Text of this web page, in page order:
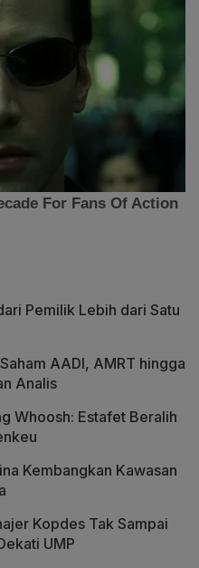
Pemilik Lebih dari Satu
AADI, AMRT hingga
Analis
Whoosh: Estafet Beralih
Kembangkan Kawasan
Kopdes Tak Sampai
UMP